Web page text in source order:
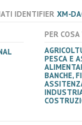
IDENTIFIER XM-
PER
PESCA E
BANCHE,